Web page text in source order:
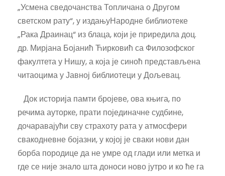
„Усмена сведочанства Топличана о Другом
светском рату“, у издањуНародне библиотеке
„Рака Драинац“ из блаца, који је приредила доц.
др. Мирјана Бојанић Ћирковић са Филозофског
факултета у Нишу, а која је синоћ представљена
читаоцима у Јавној библиотеци у Дољевац.
Док историја памти бројеве, ова књига, по
речима ауторке, прати појединачне судбине,
дочаравајући сву страхоту рата у атмосфери
свакодневне бојазни, у којој је сваки нови дан
борба породице да не умре од глади или метка и
где се није знало шта доноси ново јутро и ко ће га